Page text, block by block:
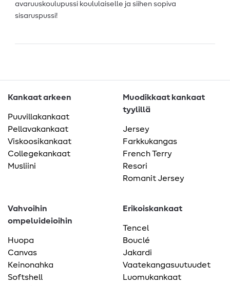
avaruuskoulupussi koululaiselle ja siihen sopiva
sisaruspussi!
Kankaat arkeen
Puuvillakankaat
Pellavakankaat
Viskoosikankaat
Collegekankaat
Musliini
Muodikkaat kankaat
tyylillä
Jersey
Farkkukangas
French Terry
Resori
Romanit Jersey
Vahvoihin
ompeluideioihin
Huopa
Canvas
Keinonahka
Softshell
Erikoiskankaat
Tencel
Bouclé
Jakardi
Vaatekangasuutuudet
Luomukankaat